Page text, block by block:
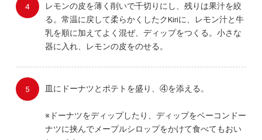
レモンの皮を薄く削いで千切りにし、残りは果汁を絞
る。常温に戻して柔らかくしたクKiriに、レモン汁と牛
乳を順に加えてよく混ぜ、ディップをつくる。小さな
器に入れ、レモンの皮をのせる。
皿にドーナツとポテトを盛り、④を添える。
※ドーナツをディップしたり、ディップをベーコンドー
ナツに挟んでメープルシロップをかけて食べてもおい